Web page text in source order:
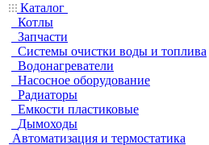
Каталог
Котлы
Запчасти
Системы очистки воды и топлива
Водонагреватели
Насосное оборудование
Радиаторы
Емкости пластиковые
Дымоходы
Автоматизация и термостатика